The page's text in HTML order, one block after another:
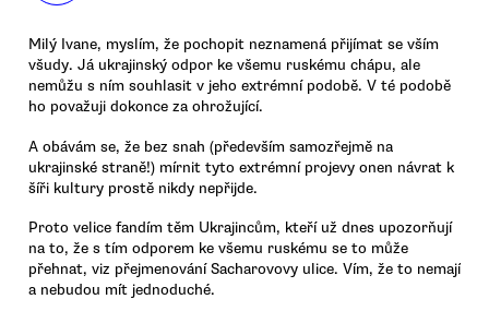
Milý Ivane, myslím, že pochopit neznamená přijímat se vším
všudy. Já ukrajinský odpor ke všemu ruskému chápu, ale
nemůžu s ním souhlasit v jeho extrémní podobě. V té podobě
ho považuji dokonce za ohrožující.
A obávám se, že bez snah (především samozřejmě na
ukrajinské straně!) mírnit tyto extrémní projevy onen návrat k
šíři kultury prostě nikdy nepřijde.
Proto velice fandím těm Ukrajincům, kteří už dnes upozorňují
na to, že s tím odporem ke všemu ruskému se to může
přehnat, viz přejmenování Sacharovovy ulice. Vím, že to nemají
a nebudou mít jednoduché.